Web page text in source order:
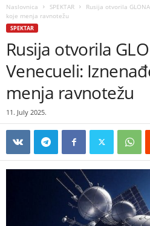
Naslovnica SPEKTAR
Rusija otvorila
koje menja ravnotežu
SPEKTAR
Rusija otvorila
Venecueli:
menja ravnotežu
11. July 2025.